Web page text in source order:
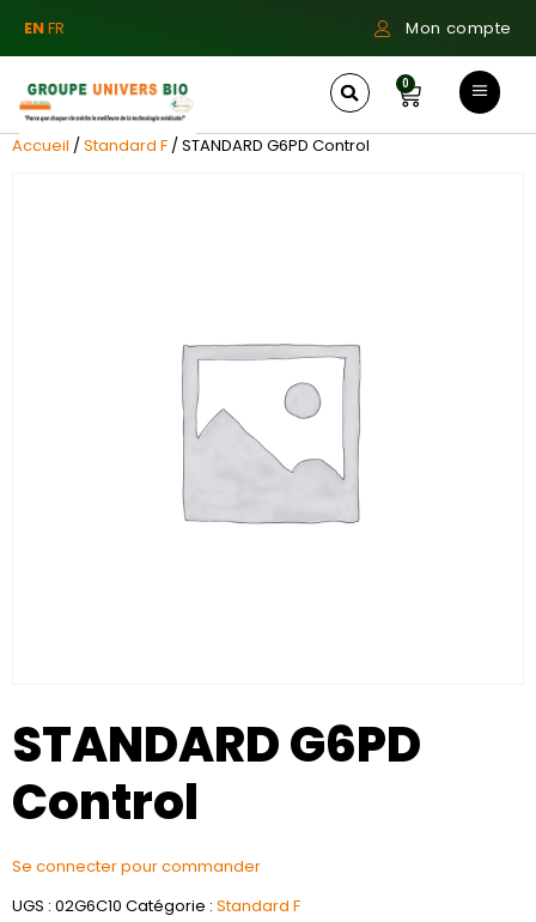
ENFR Mon compte
0
Accueil /Standard F / STANDARD G6PD Control
STANDARD G6PD
Control
Se connecter pour commander
UGS : 02G6C10 Catégorie : Standard F